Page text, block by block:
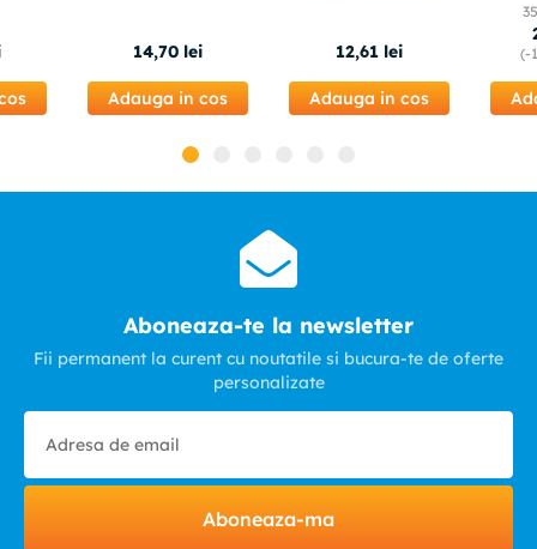
14,70 lei
Adauga in cos
12,61 lei
Adauga in cos
(-
Aboneaza-te la newsletter
Fii permanent la curent cu noutatile si bucura-te de oferte
personalizate
Aboneaza-ma